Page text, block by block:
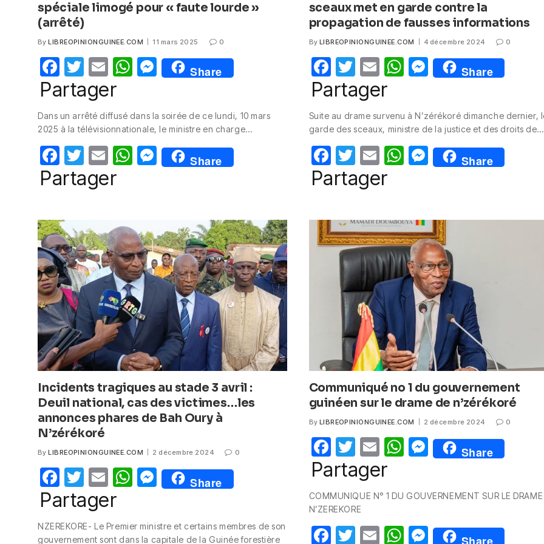
spéciale limogé pour « faute lourde »
(arrêté)
By LIBREOPINIONGUINEE.COM 11 mars 2025 0
F
a
e
b
o
o
T
w
itt
er
E
m
W
s
A
p
M
e
e
n
g
Share
Partager
Dans un arrêté diffusé dans la soirée de ce lundi, 10 mars
2025 à la télévisionnationale, le ministre en charge…
F
a
e
b
o
o
k
T
w
itt
E
m
W
A
p
p
M
e
n
g
er
Share
Partager
sceaux met en garde contre la
propagation de fausses informations
By LIBREOPINIONGUINEE.COM 4 décembre 2024 0
F
a
e
b
o
o
T
w
itt
er
E
m
W
s
A
p
M
e
e
n
g
Share
Partager
Suite au drame survenu à N’zérékoré dimanche dernier,
garde des sceaux, ministre de la justice et des droits de…
F
a
e
b
o
o
k
T
w
itt
er
E
m
W
s
A
p
p
M
e
e
n
g
er
Share
Partager
Incidents tragiques au stade 3 avril :
Deuil national, cas des victimes…les
annonces phares de Bah Oury à
N’zérékoré
By LIBREOPINIONGUINEE.COM 2 décembre 2024 0
F
a
e
T
w
itt
er
E
m
W
s
M
e
e
Share
Partager
NZEREKORE- Le Premier ministre et certains membres de son
gouvernement sont dans la capitale de la Guinée forestière
Communiqué no 1 du gouvernement
guinéen sur le drame de n’zérékoré
By LIBREOPINIONGUINEE.COM 2 décembre 2024 0
F
a
e
b
T
w
itt
er
E
m
W
s
A
M
e
e
n
Share
Partager
COMMUNIQUE N° 1 DU GOUVERNEMENT SUR LE DRAME
N’ZEREKORE
F T E W M
Share